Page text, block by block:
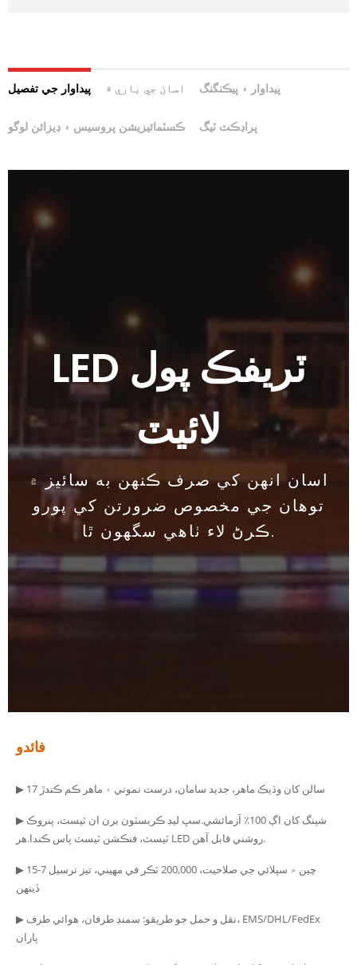
پيداوار جي تفصيل اسان جي باري ۾ پيداوار ۽ پيڪنگنگ
ڪسٽمائيزيشن پروسيس ۽ ڊيزائن لوگو پراڊڪٽ ٽيگ
LED ٽريفڪ پول
لائيٽ
اسان انهن کي صرف ڪنهن به سائيز ۾
توهان جي مخصوص ضرورتن کي پورو
ڪرڻ لاء ٺاهي سگهون ٿا.
فائدو
▶ 17 سالن کان وڌيڪ ماهر، جديد سامان، درست نموني ۽ ماهر ڪم ڪندڙ
▶ شپنگ کان اڳ 100٪ آزمائشي.سڀ ليڊ ڪربسٽون برن ان ٽيسٽ، پنروڪ
ٽيسٽ، فنڪشن ٽيسٽ پاس ڪندا.هر LED روشني قابل آهن.
▶ چين ۾ سپلائي جي صلاحيت، 200,000 ٽڪر في مهيني، تيز ترسيل 7-15
ڏينهن
▶ نقل و حمل جو طريقو: سمنڊ طرفان، هوائي طرف، EMS/DHL/FedEx
پاران